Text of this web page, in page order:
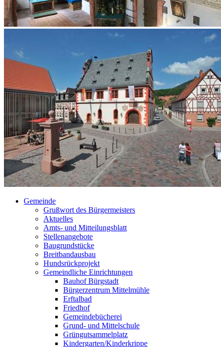
Gemeinde
Grußwort des Bürgermeisters
Aktuelles
Amts- und Mitteilungsblatt
Stellenangebote
Baugrundstücke
Breitbandausbau
Hundsrückprojekt
Gemeindliche Einrichtungen
Bauhof Bürgstadt
Bürgerzentrum Mittelmühle
Erftalbad
Friedhof
Gemeindebücherei
Grund- und Mittelschule
Grüngutsammelplatz
Kindergarten/Kinderkrippe